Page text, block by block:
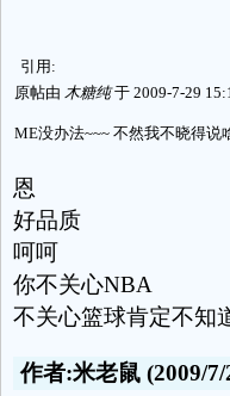
引用:
原帖由 木糖纯于 2009-7-29
ME没办法~~~ 不然我不晓得说
恩
好品质
呵呵
你不关心NBA
不关心篮球肯定不知
作者:米老鼠 (2009/